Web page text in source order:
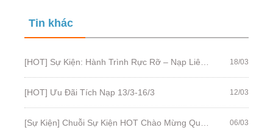
Tin khác
18/03
[HOT] Ưu Đãi Tích Nạp 13/3-16/3 12/03
06/03